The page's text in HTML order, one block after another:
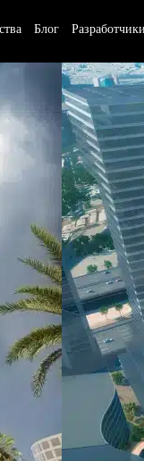
Блог Разработчики